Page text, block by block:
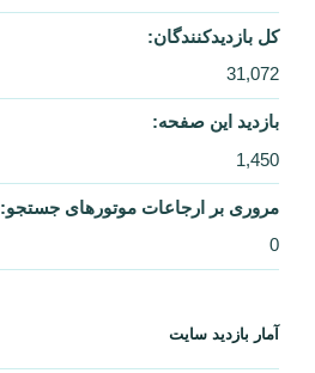
کل بازدیدکنند‌گان:
31,072
بازدید این صفحه:
1,450
مروری بر ارجاعات موتورهای جستجو:
0
آمار بازدید سایت